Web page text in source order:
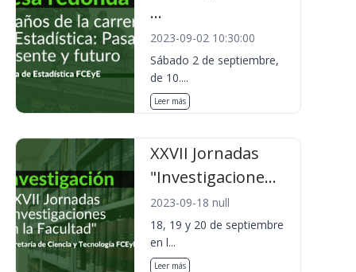
...
2023-09-02 10:30:00
Sábado 2 de septiembre,
de 10....
Leer más
XXVII Jornadas
"Investigacione...
2023-09-18 null
18, 19 y 20 de septiembre
en l...
Leer más